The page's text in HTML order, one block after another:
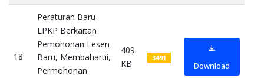
18
Peraturan Baru
LPKP Berkaitan
Pemohonan Lesen
Baru, Membaharui,
Permohonan
409
KB
3491
Download